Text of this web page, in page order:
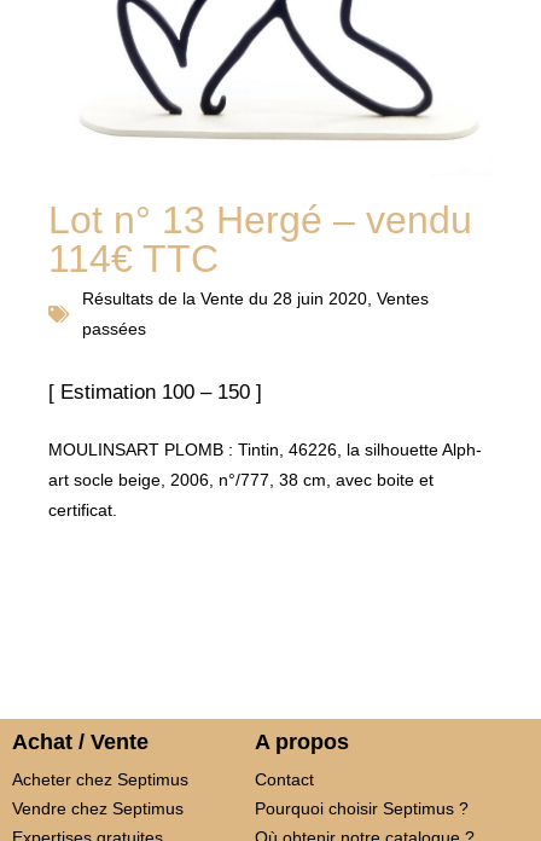
Lot n° 13 Hergé – vendu
114€ TTC
Résultats de la Vente du 28 juin 2020 Ventes
passées
[ Estimation 100 – 150 ]
MOULINSART PLOMB : Tintin, 46226, la silhouette Alph-
art socle beige, 2006, n°/777, 38 cm, avec boite et
certificat.
Achat / Vente
Acheter chez Septimus
Vendre chez Septimus
A propos
Contact
Pourquoi choisir Septimus ?